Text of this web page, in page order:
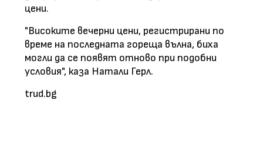
цени.
"Високите вечерни цени, регистрирани по
време на последната гореща вълна, биха
могли да се появят отново при подобни
условия", каза Натали Герл.
trud.bg